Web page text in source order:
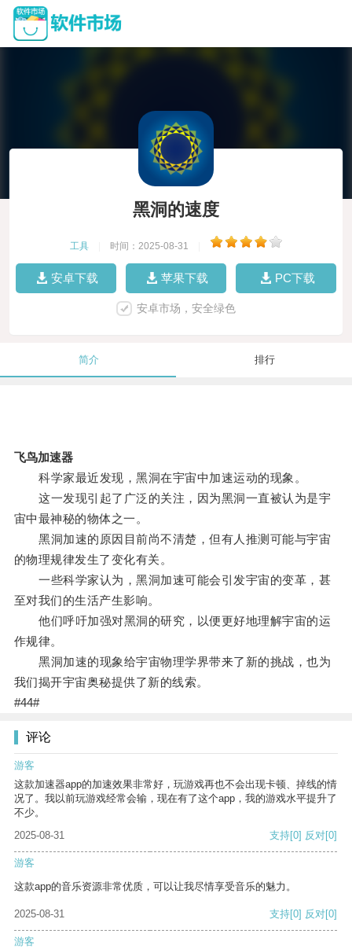
黑洞的速度
工具 时间：2025-08-31
安卓下载 苹果下载 PC下载
安卓市场，安全绿色
简介 排行
飞鸟加速器
科学家最近发现，黑洞在宇宙中加速运动的现象。
这一发现引起了广泛的关注，因为黑洞一直被认为是宇
宙中最神秘的物体之一。
黑洞加速的原因目前尚不清楚，但有人推测可能与宇宙
的物理规律发生了变化有关。
一些科学家认为，黑洞加速可能会引发宇宙的变革，甚
至对我们的生活产生影响。
他们呼吁加强对黑洞的研究，以便更好地理解宇宙的运
作规律。
黑洞加速的现象给宇宙物理学界带来了新的挑战，也为
我们揭开宇宙奥秘提供了新的线索。
#44#
评论
游客
这款加速器app的加速效果非常好，玩游戏再也不会出现卡顿、掉线的情
况了。我以前玩游戏经常会输，现在有了这个app，我的游戏水平提升了
不少。
2025-08-31
支持[0] 反对[0]
游客
这款app的音乐资源非常优质，可以让我尽情享受音乐的魅力。
2025-08-31 支持[0] 反对[0]
游客